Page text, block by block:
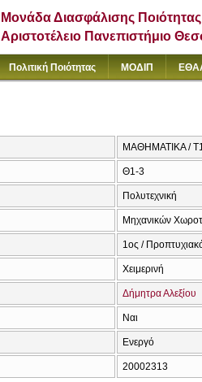
Μονάδα Διασφάλισης Ποιότητας
Αριστοτέλειο Πανεπιστήμιο
Πολιτική Ποιότητας ΜΟΔΙΠ
ΜΑΘΗΜΑΤΙΚΑ /
Θ1-3
Πολυτεχνική
Μηχανικών
1ος /
Χειμερινή
Δήμητρα Αλεξίου
Ναι
Ενεργό
20002313